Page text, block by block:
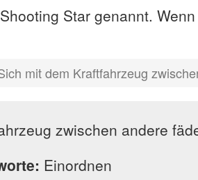
Star genannt.
mit dem Kraftfahrzeug
zwischen andere
Einordnen